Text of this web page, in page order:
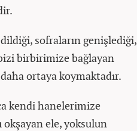
sofraların genişlediği,
birbirimize bağlayan
ortaya koymaktadır.
kendi hanelerimize
ele, yoksulun